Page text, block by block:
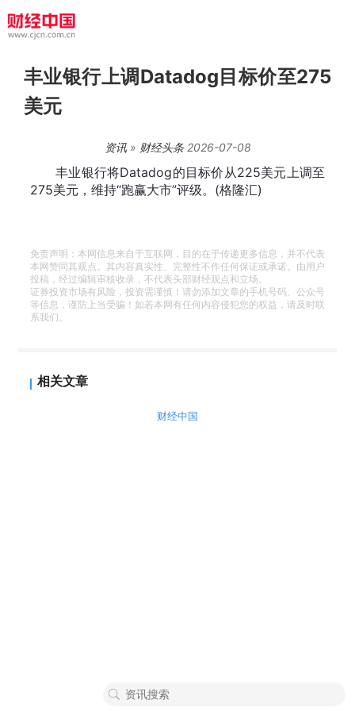
丰业银行上调Datadog目标价至275
美元
资讯» 财经头条2026-07-08
丰业银行将Datadog的目标价从225美元上调至
275美元，维持“跑赢大市”评级。(格隆汇)
免责声明：本网信息来自于互联网，目的在于传递更多信息，并不代表
本网赞同其观点。其内容真实性、完整性不作任何保证或承诺。由用户
投稿，经过编辑审核收录，不代表头部财经观点和立场。
证券投资市场有风险，投资需谨慎！请勿添加文章的手机号码、公众号
等信息，谨防上当受骗！如若本网有任何内容侵犯您的权益，请及时联
系我们。
相关文章
财经中国